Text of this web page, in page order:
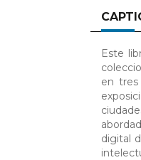
Este
en tres
digital